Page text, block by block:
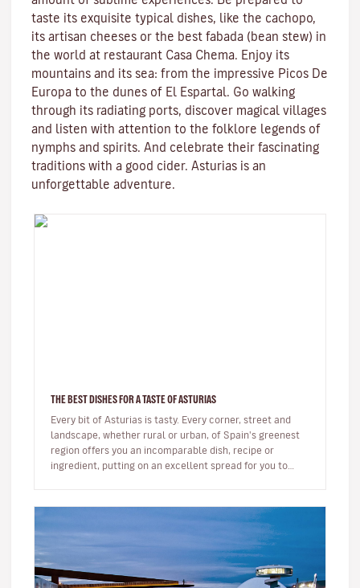
taste its exquisite typical dishes, like the cachopo,
its artisan cheeses or the best fabada (bean stew) in
the world at restaurant Casa Chema. Enjoy its
mountains and its sea: from the impressive Picos De
Europa to the dunes of El Espartal. Go walking
through its radiating ports, discover magical villages
and listen with attention to the folklore legends of
nymphs and spirits. And celebrate their fascinating
traditions with a good cider. Asturias is an
unforgettable adventure.
THE BEST DISHES FOR A TASTE OF ASTURIAS
Every bit of Asturias is tasty. Every corner, street and
landscape, whether rural or urban, of Spain's greenest
region offers you an incomparable dish, recipe or
ingredient, putting on an excellent spread for you to